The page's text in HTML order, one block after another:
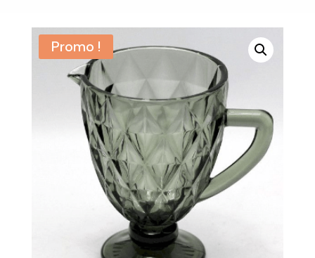
Promo !